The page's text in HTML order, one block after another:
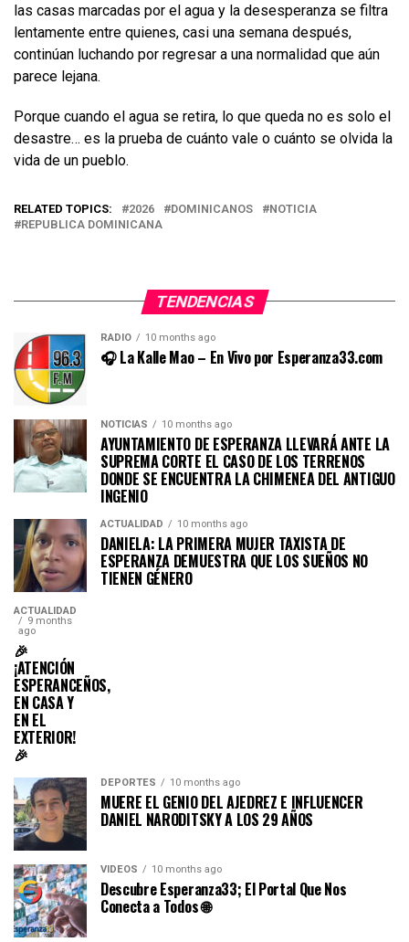
las casas marcadas por el agua y la desesperanza se filtra
lentamente entre quienes, casi una semana después,
continúan luchando por regresar a una normalidad que aún
parece lejana.
Porque cuando el agua se retira, lo que queda no es solo el
desastre… es la prueba de cuánto vale o cuánto se olvida la
vida de un pueblo.
RELATED TOPICS: 2026 DOMINICANOS
NOTICIA
REPUBLICA DOMINICANA
TENDENCIAS
RADIO 10 months ago
🎧 La Kalle Mao – En Vivo por Esperanza33.com
NOTICIAS 10 months ago
AYUNTAMIENTO DE ESPERANZA LLEVARÁ ANTE LA
SUPREMA CORTE EL CASO DE LOS TERRENOS
DONDE SE ENCUENTRA LA CHIMENEA DEL ANTIGUO
INGENIO
ACTUALIDAD 10 months ago
DANIELA: LA PRIMERA MUJER TAXISTA DE
ESPERANZA DEMUESTRA QUE LOS SUEÑOS NO
TIENEN GÉNERO
ACTUALIDAD
9 months
ago
🎉
¡ATENCIÓN
ESPERANCEÑOS,
EN CASA Y
EN EL
EXTERIOR!
🎉
DEPORTES 10 months ago
MUERE EL GENIO DEL AJEDREZ E INFLUENCER
DANIEL NARODITSKY A LOS 29 AÑOS
VIDEOS 10 months ago
Descubre Esperanza33; El Portal Que Nos
Conecta a Todos 🌐